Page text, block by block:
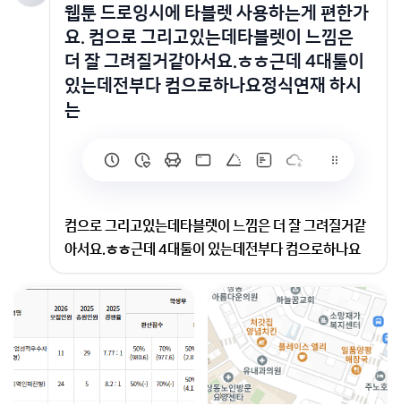
웹툰 드로잉시에 타블렛 사용하는게 편한가
요. 컴으로 그리고있는데타블렛이 느낌은
더 잘 그려질거같아서요.ㅎㅎ근데 4대툴이
있는데전부다 컴으로하나요정식연재 하시
는
컴으로 그리고있는데타블렛이 느낌은 더 잘 그려질거같
아서요.ㅎㅎ근데 4대툴이 있는데전부다 컴으로하나요
정식연재 하시는 분들은타블렛 사용하시나요컴은 충분
히 좋은거있습니다.
PC와 태블릿PC 구분이야기인지요?
태블릿 PC의 경우 액정태블릿과 다를게 없지만 이동성
이 편해서 어디든지 가지고 다니면서 그릴수 있다는 장점